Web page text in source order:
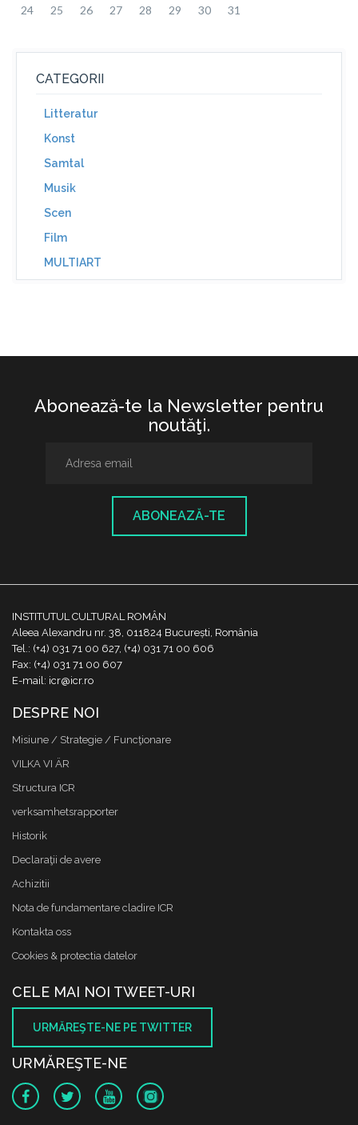
24 25 26 27 28 29 30 31
CATEGORII
Litteratur
Konst
Samtal
Musik
Scen
Film
MULTIART
Abonează-te la Newsletter pentru
noutăţi.
ABONEAZĂ-TE
INSTITUTUL CULTURAL ROMÂN
Aleea Alexandru nr. 38, 011824 București, România
Tel.: (+4) 031 71 00 627, (+4) 031 71 00 606
Fax: (+4) 031 71 00 607
E-mail: icr@icr.ro
DESPRE NOI
Misiune / Strategie / Funcţionare
VILKA VI ÄR
Structura ICR
verksamhetsrapporter
Historik
Declaraţii de avere
Achizitii
Nota de fundamentare cladire ICR
Kontakta oss
Cookies & protectia datelor
CELE MAI NOI TWEET-URI
URMĂREŞTE-NE PE TWITTER
URMĂREŞTE-NE